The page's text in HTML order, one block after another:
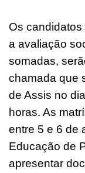
Os
a avaliação
somadas,
chamada que
de Assis no
horas. As
entre 5 e 6 de
Educação de
apresentar